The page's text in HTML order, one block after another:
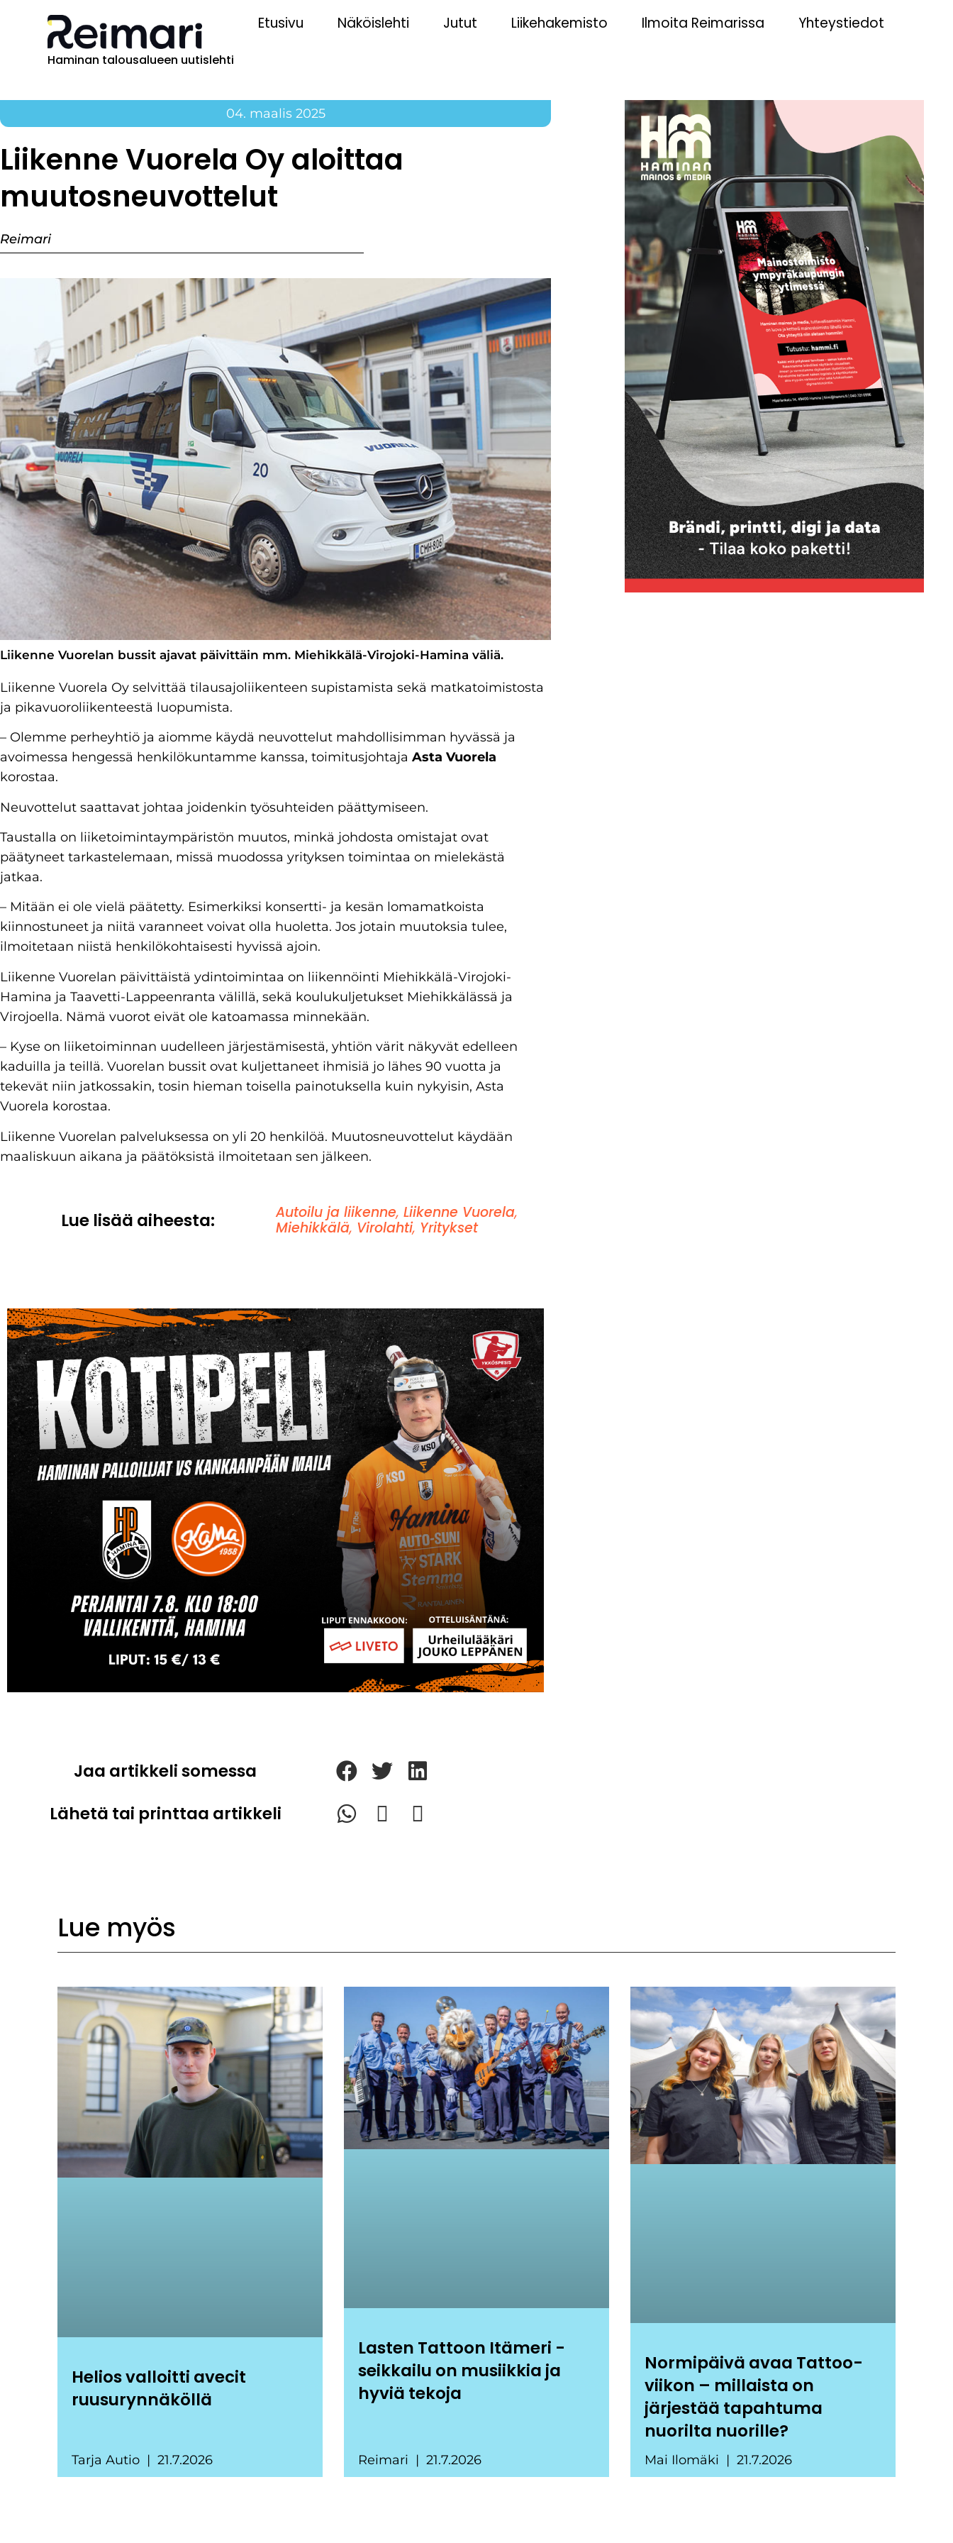
Haminan talousalueen uutislehti
Etusivu Näköislehti Jutut Liikehakemisto Ilmoita Reimarissa Yhteystiedot
04. maalis 2025
Liikenne Vuorela Oy aloittaa
muutosneuvottelut
Reimari
Liikenne Vuorelan bussit ajavat päivittäin mm. Miehikkälä-Virojoki-Hamina väliä.
Liikenne Vuorela Oy selvittää tilausajoliikenteen supistamista sekä matkatoimistosta
ja pikavuoroliikenteestä luopumista.
– Olemme perheyhtiö ja aiomme käydä neuvottelut mahdollisimman hyvässä ja
avoimessa hengessä henkilökuntamme kanssa, toimitusjohtaja Asta Vuorela
korostaa.
Neuvottelut saattavat johtaa joidenkin työsuhteiden päättymiseen.
Taustalla on liiketoimintaympäristön muutos, minkä johdosta omistajat ovat
päätyneet tarkastelemaan, missä muodossa yrityksen toimintaa on mielekästä
jatkaa.
– Mitään ei ole vielä päätetty. Esimerkiksi konsertti- ja kesän lomamatkoista
kiinnostuneet ja niitä varanneet voivat olla huoletta. Jos jotain muutoksia tulee,
ilmoitetaan niistä henkilökohtaisesti hyvissä ajoin.
Liikenne Vuorelan päivittäistä ydintoimintaa on liikennöinti Miehikkälä-Virojoki-
Hamina ja Taavetti-Lappeenranta välillä, sekä koulukuljetukset Miehikkälässä ja
Virojoella. Nämä vuorot eivät ole katoamassa minnekään.
– Kyse on liiketoiminnan uudelleen järjestämisestä, yhtiön värit näkyvät edelleen
kaduilla ja teillä. Vuorelan bussit ovat kuljettaneet ihmisiä jo lähes 90 vuotta ja
tekevät niin jatkossakin, tosin hieman toisella painotuksella kuin nykyisin, Asta
Vuorela korostaa.
Liikenne Vuorelan palveluksessa on yli 20 henkilöä. Muutosneuvottelut käydään
maaliskuun aikana ja päätöksistä ilmoitetaan sen jälkeen.
Lue lisää aiheesta: Autoilu ja liikenne, Liikenne Vuorela,
Miehikkälä, Virolahti, Yritykset
Jaa artikkeli somessa
Lähetä tai printtaa artikkeli
Lue myös
Helios valloitti avecit
ruusurynnäköllä
Tarja Autio 21.7.2026
Lasten Tattoon Itämeri -
seikkailu on musiikkia ja
hyviä tekoja
Reimari 21.7.2026
Normipäivä avaa Tattoo-
viikon – millaista on
järjestää tapahtuma
nuorilta nuorille?
Mai Ilomäki 21.7.2026